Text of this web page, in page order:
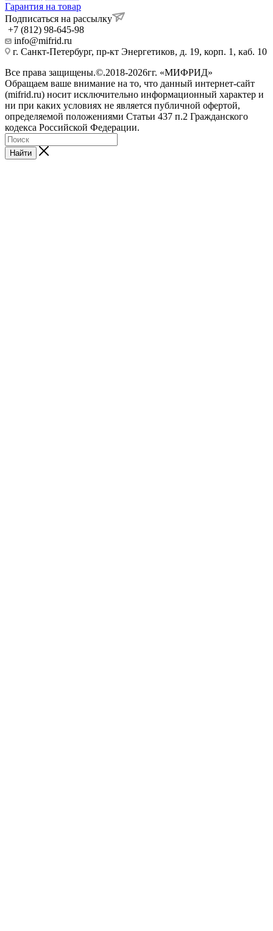
Гарантия на товар
Подписаться на рассылку
+7 (812) 98-645-98
info@mifrid.ru
г. Санкт-Петербург, пр-кт Энергетиков, д. 19, корп. 1, каб. 10
Все права защищены.©.2018-2026гг. «МИФРИД»
Обращаем ваше внимание на то, что данный интернет-сайт
(mifrid.ru) носит исключительно информационный характер и
ни при каких условиях не является публичной офертой,
определяемой положениями Статьи 437 п.2 Гражданского
кодекса Российской Федерации.
Найти